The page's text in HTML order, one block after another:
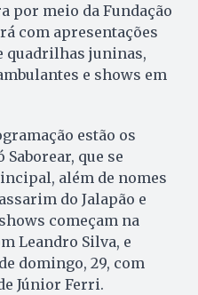
por meio da Fundação
com apresentações
quadrilhas juninas,
e shows em
estão os
que se
além de nomes
do Jalapão e
começam na
Leandro Silva, e
domingo, 29, com
Júnior Ferri.